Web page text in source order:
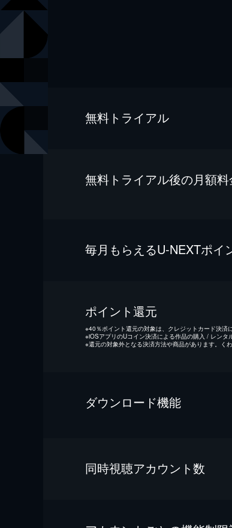
無料トライアル
無料トライアル後の⽉額料
毎⽉もらえるU-NEXTポイ
ポイント還元
※40％ポイント還元の対象は、クレジットカード決済
※iOSアプリのUコイン決済による作品の購入 / レンタ
※還元の対象外となる決済方法や商品があります。く
ダウンロード機能
同時視聴アカウント数